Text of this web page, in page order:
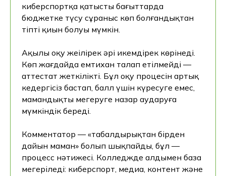
киберспортқа қатысты бағыттарда
бюджетке түсу сұраныс көп болғандықтан
тіпті қиын болуы мүмкін.
Ақылы оқу жеңілірек әрі икемдірек көрінеді.
Көп жағдайда емтихан талап етілмейді —
аттестат жеткілікті. Бұл оқу процесін артық
кедергісіз бастап, балл үшін күресуге емес,
мамандықты меңгеруге назар аударуға
мүмкіндік береді.
Комментатор — «табалдырықтан бірден
дайын маман» болып шықпайды, бұл —
процесс нәтижесі. Колледжде алдымен база
меңгеріледі: киберспорт, медиа, контент және
Тегін курстар алғым келеді
түймені басу арқылы сіз дербес деректерді
өңдеуге келісім бересіз және дербес